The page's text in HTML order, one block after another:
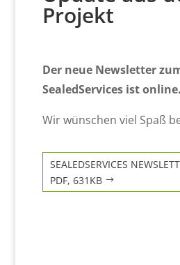
Projekt
Der neue Newsletter
SealedServices ist online.
Wir wünschen viel Spaß
SEALEDSERVICES
PDF, 631KB